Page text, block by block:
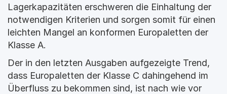
Lagerkapazitäten erschweren die Einhaltung der
notwendigen Kriterien und sorgen somit für einen
leichten Mangel an konformen Europaletten der
Klasse A.
Der in den letzten Ausgaben aufgezeigte Trend,
dass Europaletten der Klasse C dahingehend im
Überfluss zu bekommen sind, ist nach wie vor